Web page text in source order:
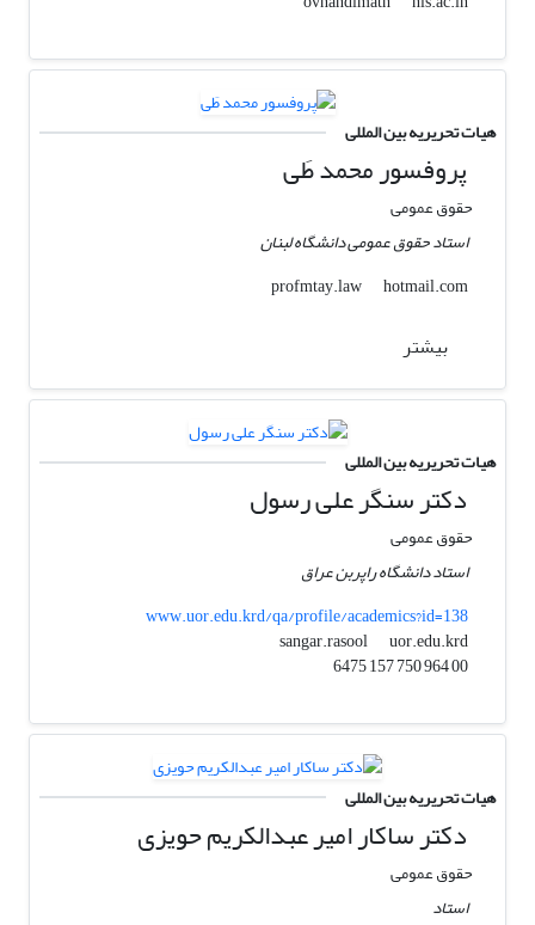
هیات تحریریه بین المللی
پروفسور محمد طَی
حقوق عمومی
استاد حقوق عمومی دانشگاه لبنان
profmtay.law
hotmail.com
بیشتر
هیات تحریریه بین المللی
دکتر سنگر علی رسول
حقوق عمومی
استاد دانشگاه راپربن عراق
www.uor.edu.krd/qa/profile/academics?id=138
sangar.rasool
uor.edu.krd
00 964 750 157 6475
هیات تحریریه بین المللی
دکتر ساکار امیر عبدالکریم حویزی
حقوق عمومی
استاد